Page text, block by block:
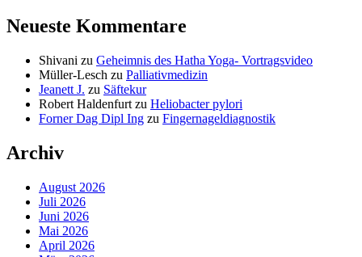
Neueste Kommentare
Shivani zu Geheimnis des Hatha Yoga- Vortragsvideo
Müller-Lesch zu Palliativmedizin
Jeanett J. zu Säftekur
Robert Haldenfurt zu Heliobacter pylori
Forner Dag Dipl Ing zu Fingernageldiagnostik
Archiv
August 2026
Juli 2026
Juni 2026
Mai 2026
April 2026